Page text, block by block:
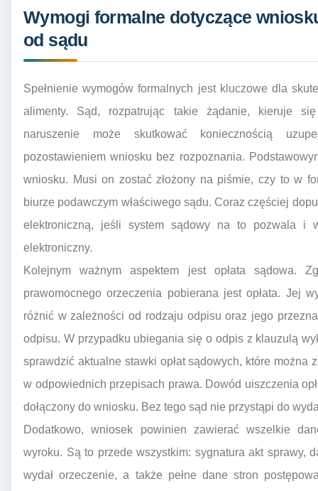
Wymogi formalne dotyczące
od sądu
Spełnienie wymogów formalnych jest kluczowe dla
alimenty. Sąd, rozpatrując takie żądanie, kieruje
naruszenie może skutkować koniecznością
pozostawieniem wniosku bez rozpoznania.
wniosku. Musi on zostać złożony na piśmie, czy to w
biurze podawczym właściwego sądu. Coraz częściej
elektroniczną, jeśli system sądowy na to pozwala i
elektroniczny.
Kolejnym ważnym aspektem jest opłata sądowa.
prawomocnego orzeczenia pobierana jest opłata. Jej
różnić w zależności od rodzaju odpisu oraz jego
odpisu. W przypadku ubiegania się o odpis z klauzulą
sprawdzić aktualne stawki opłat sądowych, które można
w odpowiednich przepisach prawa. Dowód uiszczenia
dołączony do wniosku. Bez tego sąd nie przystąpi do
Dodatkowo, wniosek powinien zawierać wszelkie
wyroku. Są to przede wszystkim: sygnatura akt sprawy,
wydał orzeczenie, a także pełne dane stron